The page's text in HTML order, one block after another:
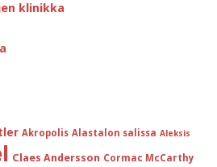
klinikka
Akropolis Alastalon salissa Aleksis
Claes Andersson Cormac McCarthy